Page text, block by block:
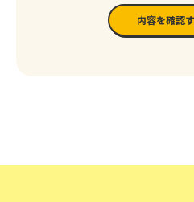
内容を確認